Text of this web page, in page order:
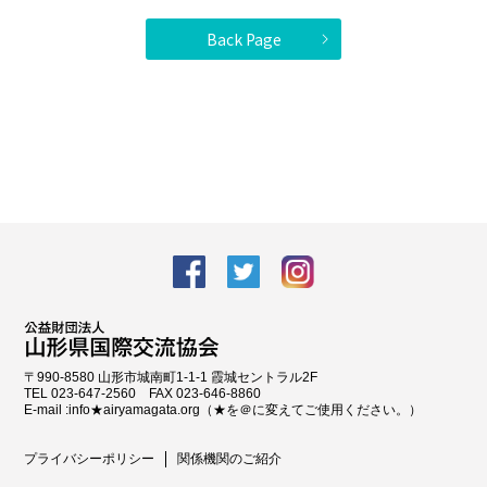
Back Page
facebook Twitter
〒990-8580 山形市城南町1-1-1 霞城セントラル2F
TEL 023-647-2560 FAX 023-646-8860
E-mail :info★airyamagata.org（★を＠に変えてご使用ください。）
プライバシーポリシー 関係機関のご紹介